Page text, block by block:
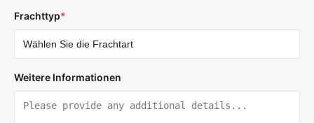
Frachttyp*
Weitere Informationen